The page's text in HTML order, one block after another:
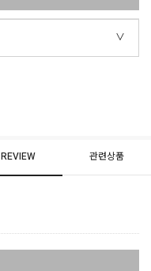
REVIEW 관련상품